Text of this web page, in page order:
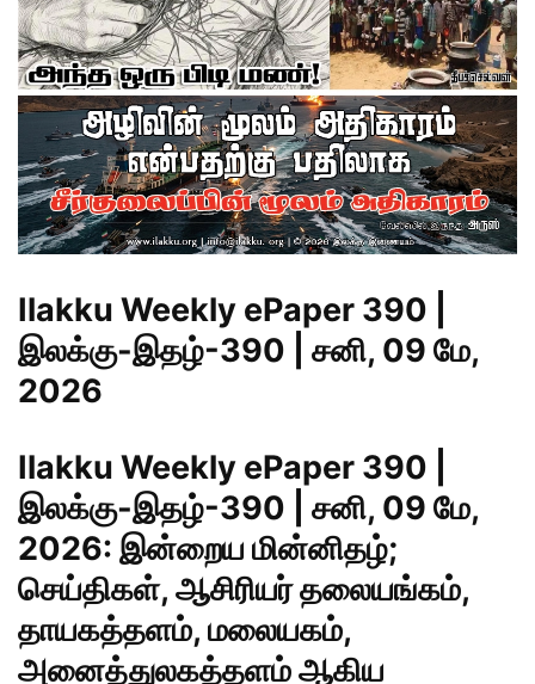
Ilakku Weekly ePaper 390 |
இலக்கு-இதழ்-390 | சனி, 09 மே,
2026
Ilakku Weekly ePaper 390 |
இலக்கு-இதழ்-390 | சனி, 09 மே,
2026: இன்றைய மின்னிதழ்;
செய்திகள், ஆசிரியர் தலையங்கம்,
தாயகத்தளம், மலையகம்,
அனைத்துலகத்தளம் ஆகிய